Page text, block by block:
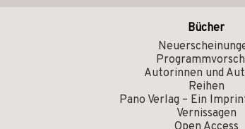
Bücher
Autorinnen und
Reihen
Pano Verlag – Ein
Vernissagen